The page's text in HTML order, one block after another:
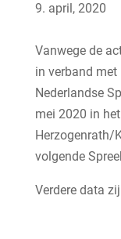
9. april, 2020
Vanwege de
in verband
Nederlandse
mei 2020 in
Herzogenrath/
volgende
Verdere data